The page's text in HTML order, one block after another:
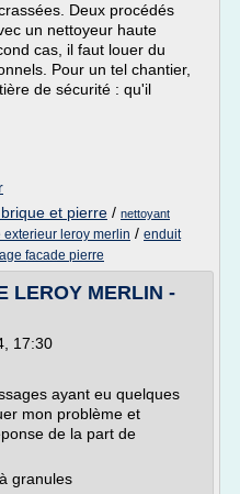
Deux procédés
un nettoyeur haute
cas, il faut louer du
Pour un tel chantier,
de sécurité : qu'il
et pierre / nettoyant
leroy merlin / enduit
facade pierre
LEROY MERLIN -
17:30
ayant eu quelques
mon problème et
de la part de
granules